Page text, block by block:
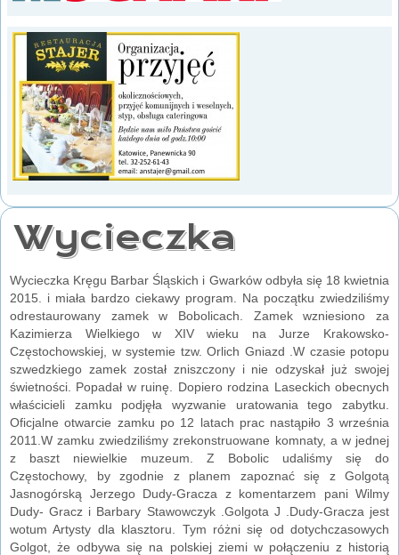
Wycieczka
Wycieczka Kręgu Barbar Śląskich i Gwarków odbyła się 18 kwietnia
2015. i miała bardzo ciekawy program. Na początku zwiedziliśmy
odrestaurowany zamek w Bobolicach. Zamek wzniesiono za
Kazimierza Wielkiego w XIV wieku na Jurze Krakowsko-
Częstochowskiej, w systemie tzw. Orlich Gniazd .W czasie potopu
szwedzkiego zamek został zniszczony i nie odzyskał już swojej
świetności. Popadał w ruinę. Dopiero rodzina Laseckich obecnych
właścicieli zamku podjęła wyzwanie uratowania tego zabytku.
Oficjalne otwarcie zamku po 12 latach prac nastąpiło 3 września
2011.W zamku zwiedziliśmy zrekonstruowane komnaty, a w jednej
z baszt niewielkie muzeum. Z Bobolic udaliśmy się do
Częstochowy, by zgodnie z planem zapoznać się z Golgotą
Jasnogórską Jerzego Dudy-Gracza z komentarzem pani Wilmy
Dudy- Gracz i Barbary Stawowczyk .Golgota J .Dudy-Gracza jest
wotum Artysty dla klasztoru. Tym różni się od dotychczasowych
Golgot, że odbywa się na polskiej ziemi w połączeniu z historią